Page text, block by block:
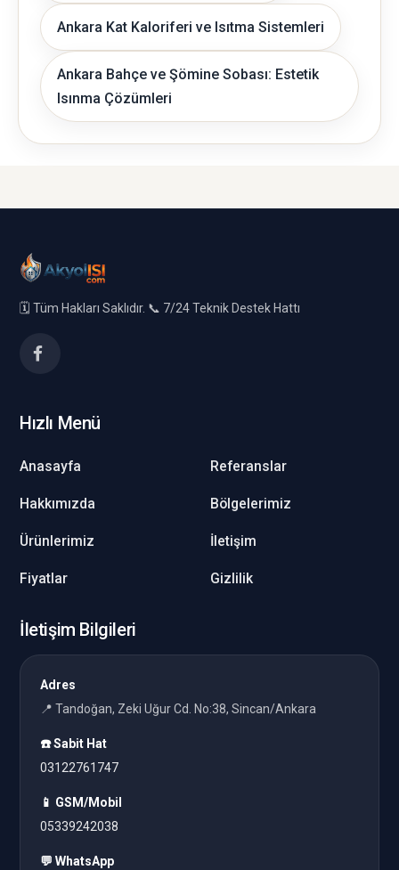
Ankara Kat Kaloriferi ve Isıtma Sistemleri
Ankara Bahçe ve Şömine Sobası: Estetik
Isınma Çözümleri
🗓️ Tüm Hakları Saklıdır. 📞 7/24 Teknik Destek Hattı
Hızlı Menü
Anasayfa
Hakkımızda
Ürünlerimiz
Fiyatlar
Referanslar
Bölgelerimiz
İletişim
Gizlilik
İletişim Bilgileri
Adres
📍 Tandoğan, Zeki Uğur Cd. No:38, Sincan/Ankara
☎️ Sabit Hat
03122761747
📱 GSM/Mobil
05339242038
💬 WhatsApp